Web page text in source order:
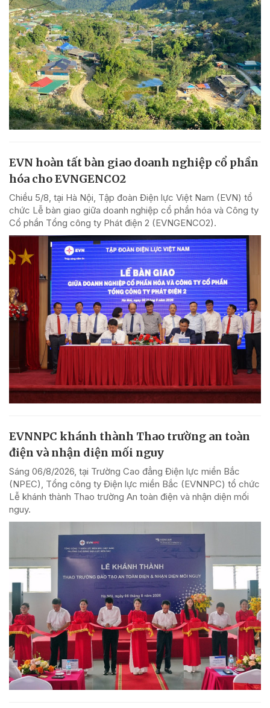
EVN hoàn tất bàn giao doanh nghiệp cổ phần
hóa cho EVNGENCO2
Chiều 5/8, tại Hà Nội, Tập đoàn Điện lực Việt Nam (EVN) tổ
chức Lễ bàn giao giữa doanh nghiệp cổ phần hóa và Công ty
Cổ phần Tổng công ty Phát điện 2 (EVNGENCO2).
EVNNPC khánh thành Thao trường an toàn
điện và nhận diện mối nguy
Sáng 06/8/2026, tại Trường Cao đẳng Điện lực miền Bắc
(NPEC), Tổng công ty Điện lực miền Bắc (EVNNPC) tổ chức
Lễ khánh thành Thao trường An toàn điện và nhận diện mối
nguy.